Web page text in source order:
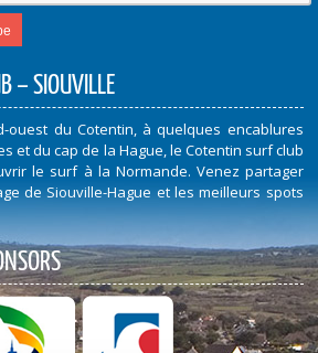
– SIOUVILLE
ouest du Cotentin, à quelques encablures
et du cap de la Hague, le Cotentin surf club
le surf à la Normande. Venez partager
de Siouville-Hague et les meilleurs spots